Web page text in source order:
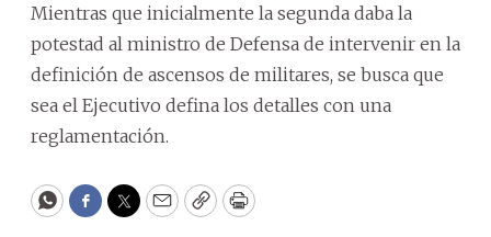
Mientras que inicialmente la segunda daba la
potestad al ministro de Defensa de intervenir en la
definición de ascensos de militares, se busca que
sea el Ejecutivo defina los detalles con una
reglamentación.
WhatsApp
Facebook
Twitter
EmailCopyPrint